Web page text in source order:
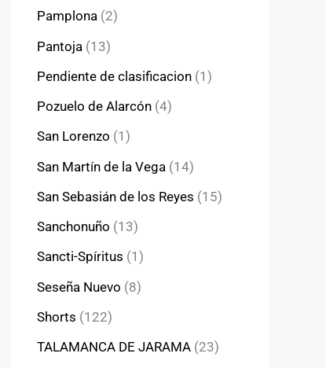
Pamplona (2)
Pantoja (13)
Pendiente de clasificacion (1)
Pozuelo de Alarcón (4)
San Lorenzo (1)
San Martín de la Vega (14)
San Sebasián de los Reyes (15)
Sanchonuño (13)
Sancti-Spíritus (1)
Seseña Nuevo (8)
Shorts (122)
TALAMANCA DE JARAMA (23)